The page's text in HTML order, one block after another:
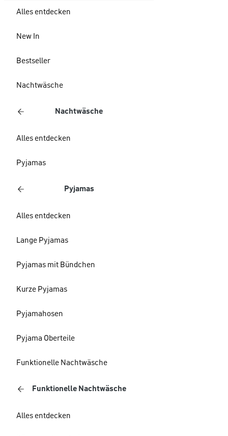
Alles entdecken
New In
Bestseller
Nachtwäsche
Nachtwäsche
Alles entdecken
Pyjamas
Pyjamas
Alles entdecken
Lange Pyjamas
Pyjamas mit Bündchen
Kurze Pyjamas
Pyjamahosen
Pyjama Oberteile
Funktionelle Nachtwäsche
Funktionelle Nachtwäsche
Alles entdecken